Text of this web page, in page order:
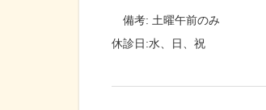
備考: 土曜午前のみ
休診日:水、日、祝